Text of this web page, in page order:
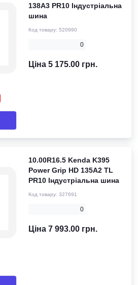
138A3 PR10 Індустріальна
шина
Код товару: 520990
0
Ціна 5 175.00 грн.
10.00R16.5 Kenda K395
Power Grip HD 135A2 TL
PR10 Індустріальна шина
Код товару: 327691
0
Ціна 7 993.00 грн.